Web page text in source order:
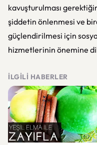
kavuşturulması
şiddetin önlenmesi ve
güçlendirilmesi için
hizmetlerinin önemine
İLGILI HABERLER